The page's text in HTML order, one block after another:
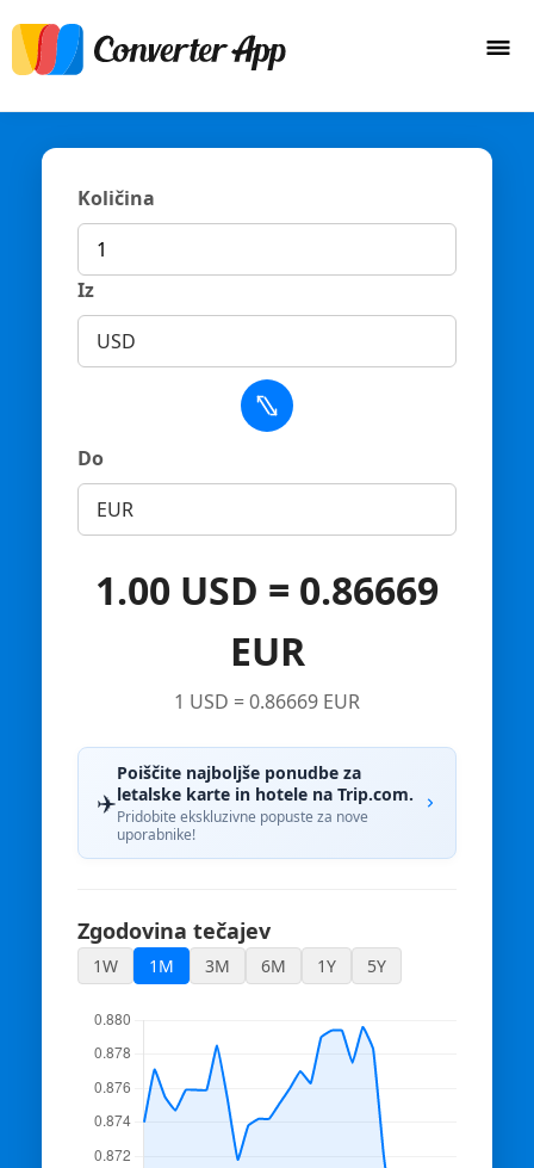
Količina
Iz
USD
Do
EUR
1.00 USD = 0.86669
EUR
1 USD = 0.86669 EUR
✈️
Poiščite najboljše ponudbe za
letalske karte in hotele na Trip.com.
Pridobite ekskluzivne popuste za nove
uporabnike!
Zgodovina tečajev
1W 1M 3M 6M 1Y 5Y